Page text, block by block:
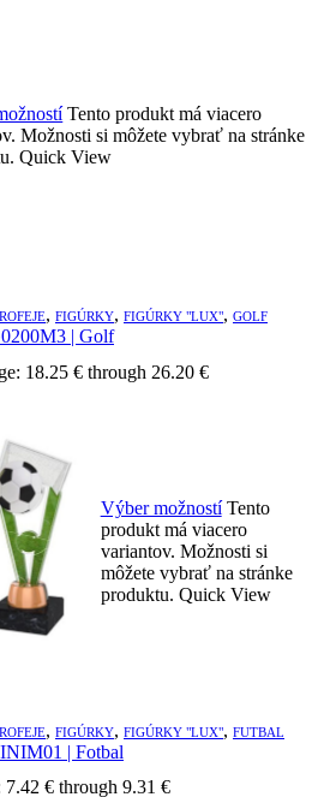
Tento produkt má viacero
Možnosti si môžete vybrať na stránke
Quick View
, FIGÚRKY, FIGÚRKY "LUX", GOLF
| Golf
18.25 € through 26.20 €
Výber možností Tento
produkt má viacero
variantov. Možnosti si
môžete vybrať na stránke
produktu. Quick View
, FIGÚRKY, FIGÚRKY "LUX", FUTBAL
| Fotbal
7.42 € through 9.31 €